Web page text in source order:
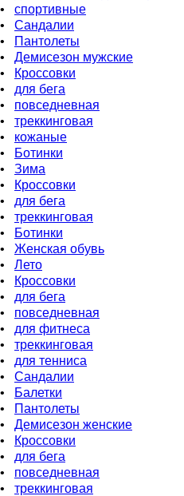
• спортивные
• Сандалии
•
Пантолеты
• Демисезон мужские
•
Кроссовки
• для бега
• повседневная
• треккинговая
• кожаные
•
Ботинки
• Зима
•
Кроссовки
• для бeга
• треккинговая
•
Ботинки
• Женская обувь
• Лето
•
Кроссовки
• для бега
• повседневная
• для фитнеса
• треккинговая
• для тенниса
• Сандалии
•
Балетки
•
Пантолеты
• Демисезон женские
•
Кроссовки
• для бега
• повседневная
• треккинговая